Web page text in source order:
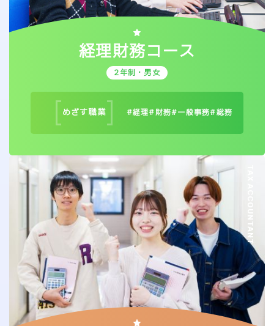
経理財務コース
2年制・男女
めざす職業 経理 財務 一般事務 総務
TAX ACCOUNTANT